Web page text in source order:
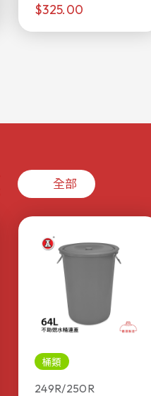
侖)
$325.00
全部
桶類
249R/250R